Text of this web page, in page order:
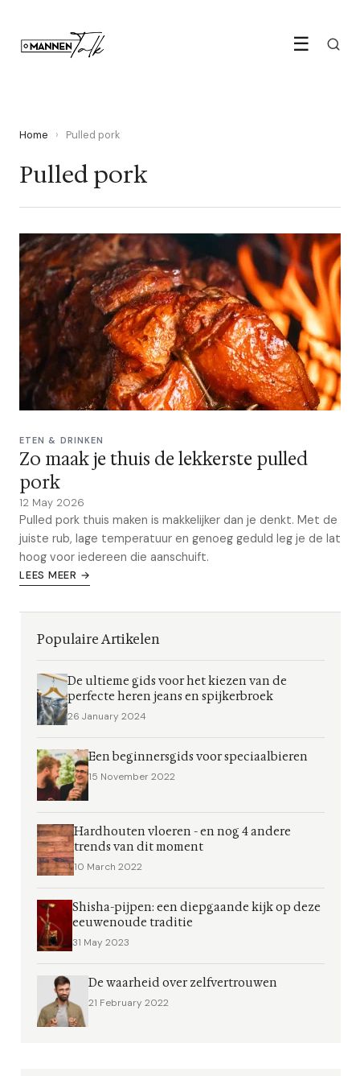
☰
Home › Pulled pork
Pulled pork
ETEN & DRINKEN
Zo maak je thuis de lekkerste pulled
pork
12 May 2026
Pulled pork thuis maken is makkelijker dan je denkt. Met de
juiste rub, lage temperatuur en genoeg geduld leg je de lat
hoog voor iedereen die aanschuift.
LEES MEER →
Populaire Artikelen
De ultieme gids voor het kiezen van de
perfecte heren jeans en spijkerbroek
26 January 2024
Een beginnersgids voor speciaalbieren
15 November 2022
Hardhouten vloeren - en nog 4 andere
trends van dit moment
10 March 2022
Shisha-pijpen: een diepgaande kijk op deze
eeuwenoude traditie
31 May 2023
De waarheid over zelfvertrouwen
21 February 2022